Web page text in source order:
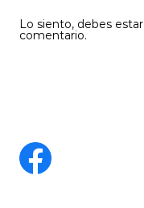
Lo siento, debes estar
comentario.